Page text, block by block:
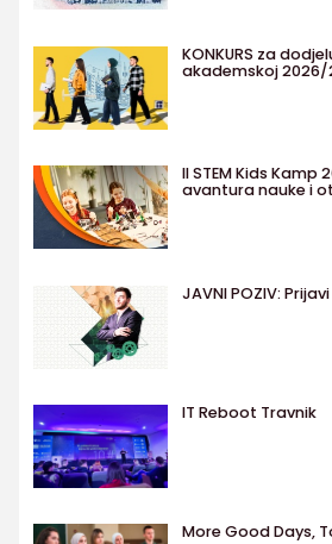
KONKURS za
akademskoj 2026/
II STEM Kids Kamp
avantura nauke i
JAVNI POZIV:
IT Reboot Travnik
More Good Days,